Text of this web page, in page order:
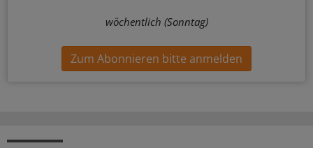
wöchentlich (Sonntag)
Zum Abonnieren bitte anmelden